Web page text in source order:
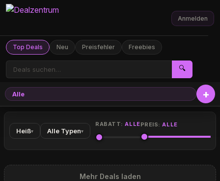
Top Deals Neu Preisfehler Freebies
🔍
Anmelden
Alle
Heiß▾ Alle Typen▾
RABATT:ALLEPREIS:ALLE
Mehr Deals laden